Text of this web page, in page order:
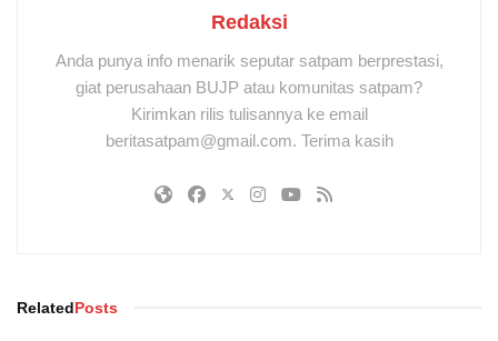
Redaksi
Anda punya info menarik seputar satpam berprestasi,
giat perusahaan BUJP atau komunitas satpam?
Kirimkan rilis tulisannya ke email
beritasatpam@gmail.com. Terima kasih
RelatedPosts